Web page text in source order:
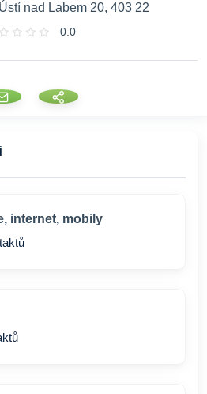
nad Labem 20, 403 22
0.0
internet, mobily